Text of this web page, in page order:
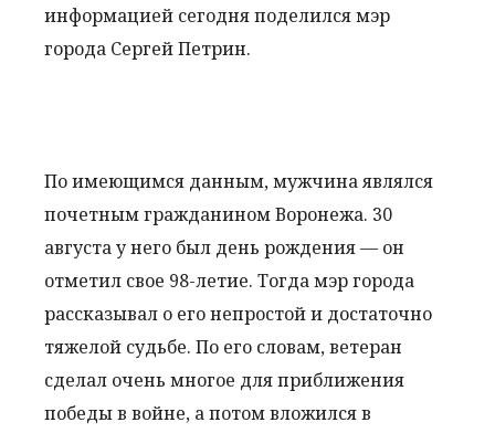
информацией сегодня поделился мэр
города Сергей Петрин.
По имеющимся данным, мужчина являлся
почетным гражданином Воронежа. 30
августа у него был день рождения — он
отметил свое 98-летие. Тогда мэр города
рассказывал о его непростой и достаточно
тяжелой судьбе. По его словам, ветеран
сделал очень многое для приближения
победы в войне, а потом вложился в